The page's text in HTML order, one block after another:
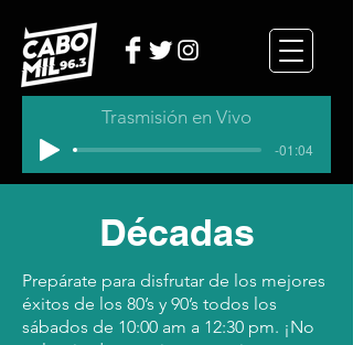
Trasmisión en Vivo
-01:04
Décadas
Prepárate para disfrutar de los mejores
éxitos de los 80’s y 90’s todos los
sábados de 10:00 am a 12:30 pm. ¡No